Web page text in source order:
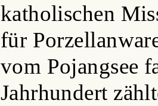
katholischen
für
vom Pojangsee
Jahrhundert